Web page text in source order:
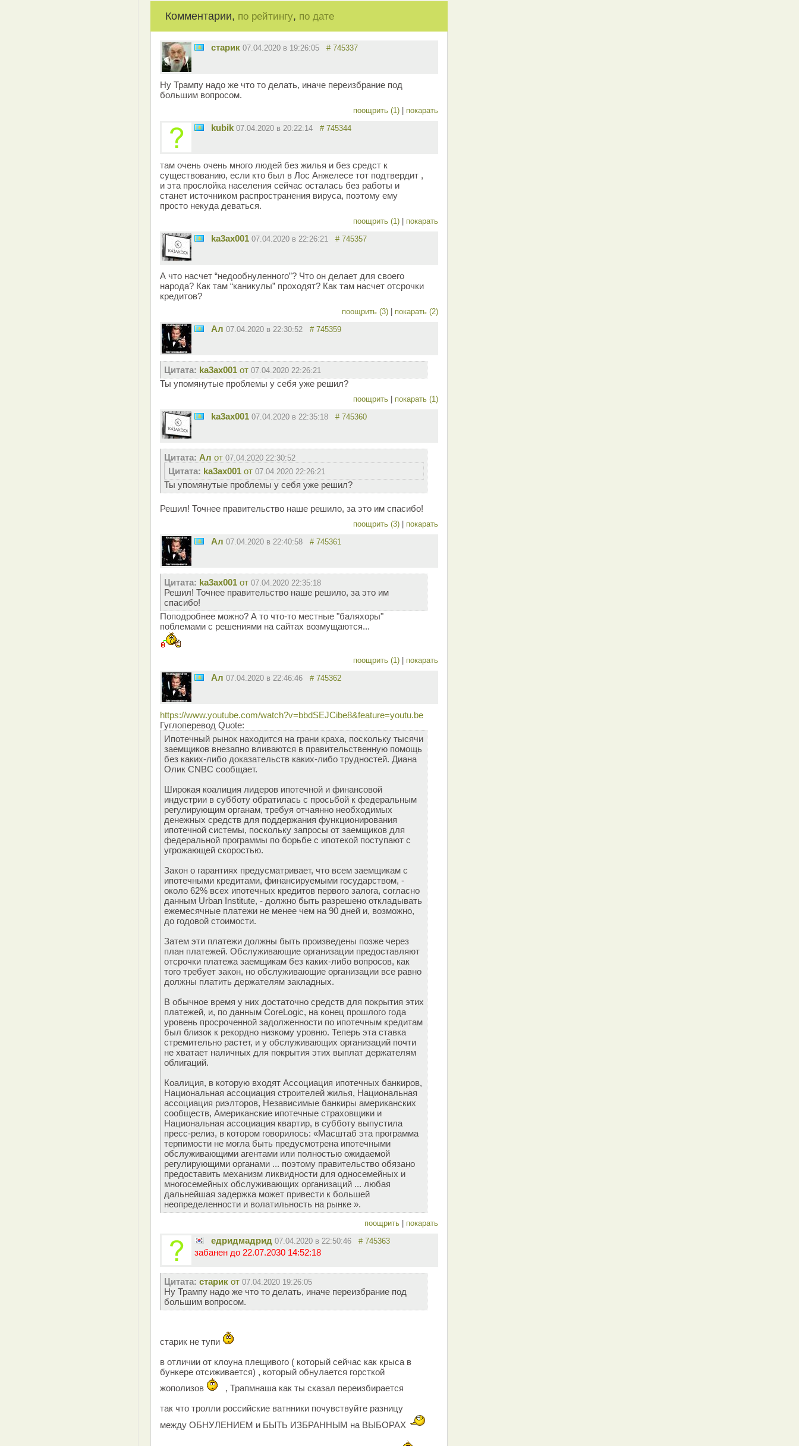
Комментарии, по рейтингу, по дате
старик 07.04.2020 в 19:26:05 # 745337
Ну Трампу надо же что то делать, иначе переизбрание под
большим вопросом.
поощрить (1) покарать
kubik 07.04.2020 в 20:22:14 # 745344
там очень очень много людей без жилья и без средст к
существованию, если кто был в Лос Анжелесе тот подтвердит ,
и эта прослойка населения сейчас осталась без работы и
станет источником распространения вируса, поэтому ему
просто некуда деваться.
поощрить (1) покарать
ka3ax001 07.04.2020 в 22:26:21 # 745357
А что насчет “недообнуленного”? Что он делает для своего
народа? Как там “каникулы” проходят? Как там насчет отсрочки
кредитов?
поощрить (3) покарать (2)
Ал 07.04.2020 в 22:30:52 # 745359
Цитата: ka3ax001 от 07.04.2020 22:26:21
Ты упомянутые проблемы у себя уже решил?
поощрить покарать (1)
ka3ax001 07.04.2020 в 22:35:18 # 745360
Цитата: Ал от 07.04.2020 22:30:52
Цитата: ka3ax001 от 07.04.2020 22:26:21
Ты упомянутые проблемы у себя уже решил?
Решил! Точнее правительство наше решило, за это им спасибо!
поощрить (3) покарать
Ал 07.04.2020 в 22:40:58 # 745361
Цитата: ka3ax001 от 07.04.2020 22:35:18
Решил! Точнее правительство наше решило, за это им
спасибо!
Поподробнее можно? А то что-то местные "баляхоры"
поблемами с решениями на сайтах возмущаются...
поощрить (1) покарать
Ал 07.04.2020 в 22:46:46 # 745362
https://www.youtube.com/watch?v=bbdSEJCibe8&feature=youtu.be
Гуглоперевод Quote:
Ипотечный рынок находится на грани краха, поскольку тысячи
заемщиков внезапно вливаются в правительственную помощь
без каких-либо доказательств каких-либо трудностей. Диана
Олик CNBC сообщает.
Широкая коалиция лидеров ипотечной и финансовой
индустрии в субботу обратилась с просьбой к федеральным
регулирующим органам, требуя отчаянно необходимых
денежных средств для поддержания функционирования
ипотечной системы, поскольку запросы от заемщиков для
федеральной программы по борьбе с ипотекой поступают с
угрожающей скоростью.
Закон о гарантиях предусматривает, что всем заемщикам с
ипотечными кредитами, финансируемыми государством, -
около 62% всех ипотечных кредитов первого залога, согласно
данным Urban Institute, - должно быть разрешено откладывать
ежемесячные платежи не менее чем на 90 дней и, возможно,
до годовой стоимости.
Затем эти платежи должны быть произведены позже через
план платежей. Обслуживающие организации предоставляют
отсрочки платежа заемщикам без каких-либо вопросов, как
того требует закон, но обслуживающие организации все равно
должны платить держателям закладных.
В обычное время у них достаточно средств для покрытия этих
платежей, и, по данным CoreLogic, на конец прошлого года
уровень просроченной задолженности по ипотечным кредитам
был близок к рекордно низкому уровню. Теперь эта ставка
стремительно растет, и у обслуживающих организаций почти
не хватает наличных для покрытия этих выплат держателям
облигаций.
Коалиция, в которую входят Ассоциация ипотечных банкиров,
Национальная ассоциация строителей жилья, Национальная
ассоциация риэлторов, Независимые банкиры американских
сообществ, Американские ипотечные страховщики и
Национальная ассоциация квартир, в субботу выпустила
пресс-релиз, в котором говорилось: «Масштаб эта программа
терпимости не могла быть предусмотрена ипотечными
обслуживающими агентами или полностью ожидаемой
регулирующими органами ... поэтому правительство обязано
предоставить механизм ликвидности для односемейных и
многосемейных обслуживающих организаций ... любая
дальнейшая задержка может привести к большей
неопределенности и волатильность на рынке ».
поощрить покарать
едридмадрид 07.04.2020 в 22:50:46 # 745363
забанен до 22.07.2030 14:52:18
Цитата: старик от 07.04.2020 19:26:05
Ну Трампу надо же что то делать, иначе переизбрание под
большим вопросом.
старик не тупи
в отличии от клоуна плещивого ( который сейчас как крыса в
бункере отсиживается) , который обнулается горсткой
жополизов
, Трапмнаша как ты сказал переизбирается
так что тролли российские ватнники почувствуйте разницу
между ОБНУЛЕНИЕМ и БЫТЬ ИЗБРАННЫМ на ВЫБОРАХ